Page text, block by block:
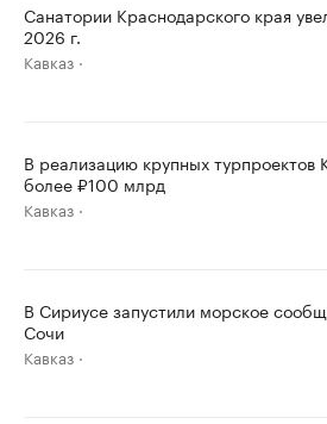
Санатории Краснодарского края
2026 г.
Кавказ
В реализацию крупных
более ₽100 млрд
Кавказ
В Сириусе запустили морское
Сочи
Кавказ